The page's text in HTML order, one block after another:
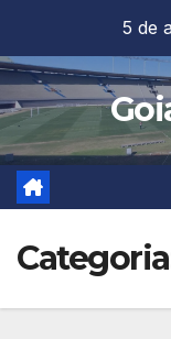
content
5 de